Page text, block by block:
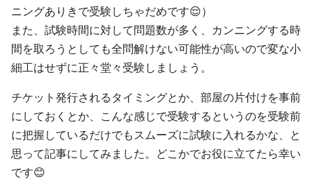
ニングありきで受験しちゃだめです😌）
また、試験時間に対して問題数が多く、カンニングする時
間を取ろうとしても全問解けない可能性が高いので変な小
細工はせずに正々堂々受験しましょう。
チケット発行されるタイミングとか、部屋の片付けを事前
にしておくとか、こんな感じで受験するというのを受験前
に把握しているだけでもスムーズに試験に入れるかな、と
思って記事にしてみました。どこかでお役に立てたら幸い
です😊